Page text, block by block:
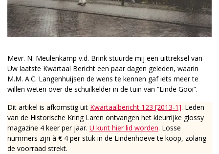
Mevr. N. Meulenkamp v.d. Brink stuurde mij een uittreksel van
Uw laatste Kwartaal Bericht een paar dagen geleden, waarin
M.M. A.C. Langenhuijsen de wens te kennen gaf iets meer te
willen weten over de schuilkelder in de tuin van “Einde Gooi”.
Dit artikel is afkomstig uit Kwartaalbericht 123 [2013-1]. Leden
van de Historische Kring Laren ontvangen het kleurrijke glossy
magazine 4 keer per jaar. U kunt hier lid worden. Losse
nummers zijn à € 4 per stuk in de Lindenhoeve te koop, zolang
de voorraad strekt.